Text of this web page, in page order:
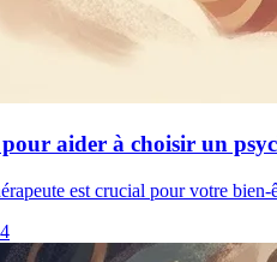
aider à choisir un
est crucial pour votre